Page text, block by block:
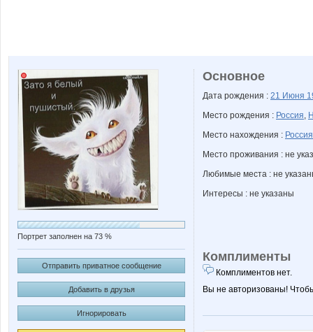
Портрет заполнен на 73 %
Отправить приватное сообщение
Добавить в друзья
Игнорировать
Основное
Дата рождения : 21 Июня
Место рождения : Россия,
Место нахождения : Россия
Место проживания : не
Любимые места : не
Интересы : не указаны
Комплименты
Комплиментов нет.
Вы не авторизованы!